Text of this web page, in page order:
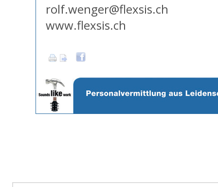
rolf.wenger@flexsis.ch
www.flexsis.ch